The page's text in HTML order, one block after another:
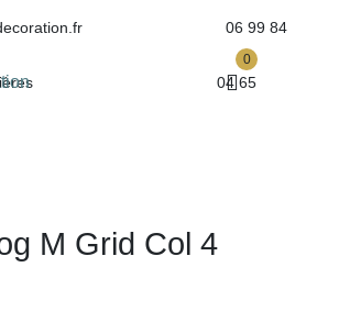
06 99 84
04 65
0
M Grid Col 4